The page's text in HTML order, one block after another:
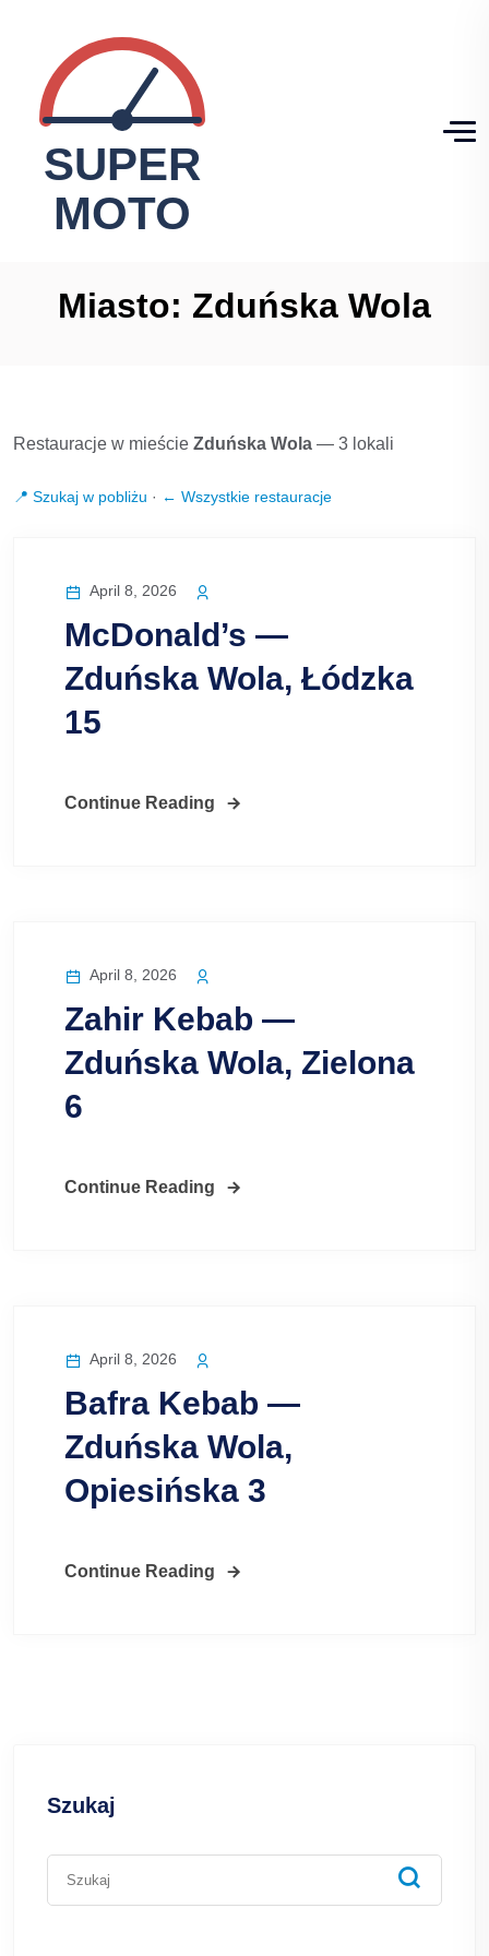
Miasto: Zduńska Wola
Restauracje w mieście Zduńska Wola — 3 lokali
📍 Szukaj w pobliżu · ← Wszystkie restauracje
April 8, 2026
McDonald’s —
Zduńska Wola, Łódzka
15
Continue Reading
April 8, 2026
Zahir Kebab —
Zduńska Wola, Zielona
6
Continue Reading
April 8, 2026
Bafra Kebab —
Zduńska Wola,
Opiesińska 3
Continue Reading
Szukaj